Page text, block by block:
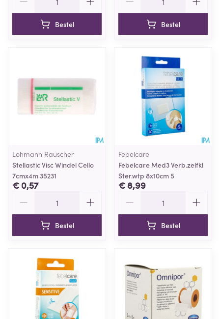
Bestel Bestel
Lohmann Rauscher
Stellastic Visc Windel Cello
7cmx4m 35231
€ 0,57
Bestel
Febelcare
Febelcare Med3 Verb.zelfkl
Ster.wtp 8x10cm 5
€ 8,99
Bestel